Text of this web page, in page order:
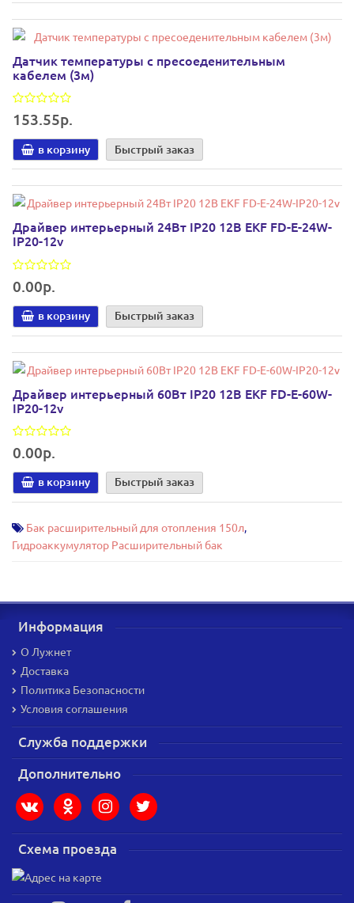
Датчик температуры с пресоеденительным
кабелем (3м)
153.55р.
в корзину Быстрый заказ
Драйвер интерьерный 24Вт IP20 12В EKF FD-E-24W-
IP20-12v
0.00р.
в корзину Быстрый заказ
Драйвер интерьерный 60Вт IP20 12В EKF FD-E-60W-
IP20-12v
0.00р.
в корзину Быстрый заказ
Бак расширительный для отопления 150л,
Гидроаккумулятор Расширительный бак
Информация
О Лужнет
Доставка
Политика Безопасности
Условия соглашения
Служба поддержки
Дополнительно
Схема проезда